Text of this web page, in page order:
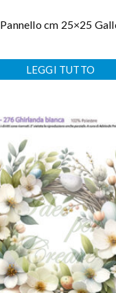
Pannello cm 25×25
LEGGI TUTTO